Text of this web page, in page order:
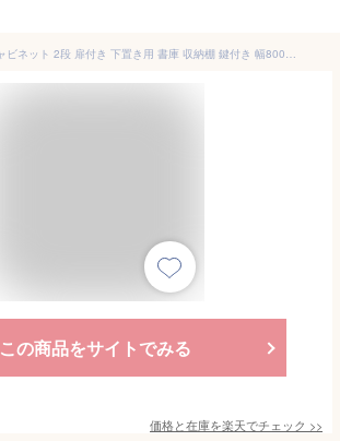
レモダ 木製キャビネット 2段 扉付き 下置き用 書庫 収納棚 鍵付き 幅800×奥行443×高さ732mm (アジャスター使用時740mm)オフィスキャビネット 収納庫 オフィス収納 書類 棚 キャビネット a4ファイル オフィス本棚 おしゃれ 可動棚
この商品をサイトでみる
価格と在庫を楽天でチェック >>